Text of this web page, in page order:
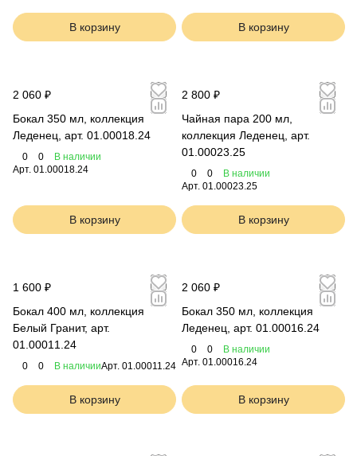
В корзину В корзину
2 060 ₽
Бокал 350 мл, коллекция
Леденец, арт. 01.00018.24
0 0
В наличии
Арт. 01.00018.24
В корзину
2 800 ₽
Чайная пара 200 мл,
коллекция Леденец, арт.
01.00023.25
0 0
В наличии
Арт. 01.00023.25
В корзину
1 600 ₽
Бокал 400 мл, коллекция
Белый Гранит, арт.
01.00011.24
0 0 В наличииАрт. 01.00011.24
В корзину
2 060 ₽
Бокал 350 мл, коллекция
Леденец, арт. 01.00016.24
0 0
В наличии
Арт. 01.00016.24
В корзину